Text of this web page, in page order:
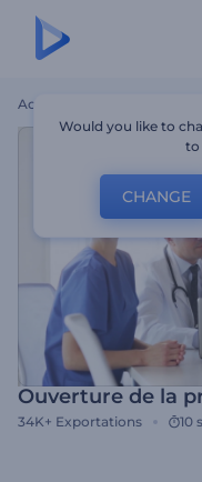
Accueil
Ouverture de la
34K+ Exportations 10
Would you like to
to
CHANGE